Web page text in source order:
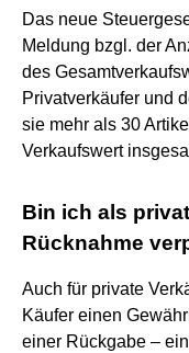
Das neue
Meldung bzgl. der
des
Privatverkäufer und
sie mehr als 30
Verkaufswert
Bin ich als
Rücknahme
Auch für private
Käufer einen
einer Rückgabe –